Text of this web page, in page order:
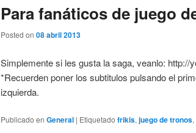
Para fanáticos de juego
Posted on 08 abril 2013
Simplemente si les gusta la saga, veanlo: http://
*Recuerden poner los subtitulos pulsando el
izquierda.
Publicado en General | Etiquetado frikis, juego de tronos,